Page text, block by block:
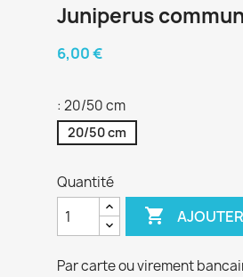
Juniperus
6,00 €
: 20/50 cm
20/50 cm
Quantité

Par carte ou virement